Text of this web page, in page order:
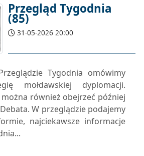
Przegląd Tygodnia
(85)
31-05-2026 20:00
Tygodnia omówimy
mołdawskiej dyplomacji.
również obejrzeć później
W przeglądzie podajemy
najciekawsze informacje